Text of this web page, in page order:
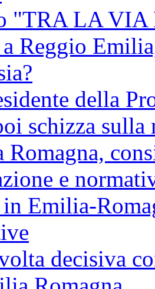
"TRA LA
Reggio
della
schizza sulla
e
Emilia-
decisiva